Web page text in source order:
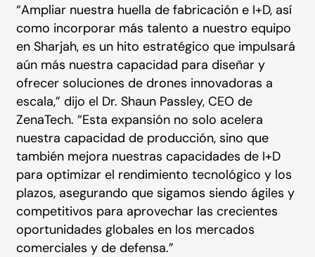
“Ampliar nuestra huella de fabricación e I+D, así
como incorporar más talento a nuestro equipo
en Sharjah, es un hito estratégico que impulsará
aún más nuestra capacidad para diseñar y
ofrecer soluciones de drones innovadoras a
escala,” dijo el Dr. Shaun Passley, CEO de
ZenaTech. “Esta expansión no solo acelera
nuestra capacidad de producción, sino que
también mejora nuestras capacidades de I+D
para optimizar el rendimiento tecnológico y los
plazos, asegurando que sigamos siendo ágiles y
competitivos para aprovechar las crecientes
oportunidades globales en los mercados
comerciales y de defensa.”